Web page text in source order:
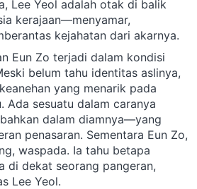
Lee Yeol adalah otak di balik
kerajaan—menyamar,
kejahatan dari akarnya.
Eun Zo terjadi dalam kondisi
belum tahu identitas aslinya,
yang menarik pada
Ada sesuatu dalam caranya
dalam diamnya—yang
penasaran. Sementara Eun Zo,
waspada. Ia tahu betapa
di dekat seorang pangeran,
Lee Yeol.